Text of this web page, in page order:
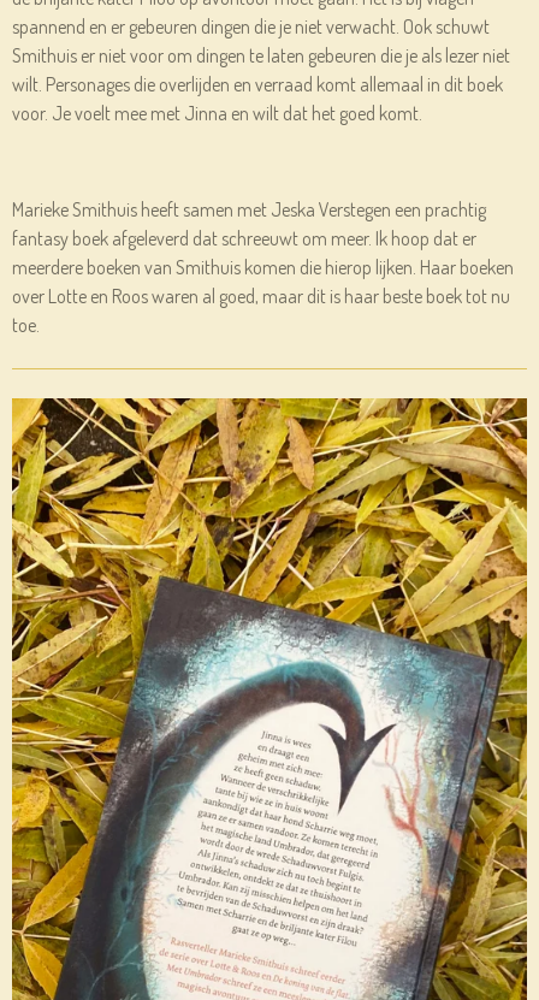
spannend en er gebeuren dingen die je niet verwacht. Ook schuwt
Smithuis er niet voor om dingen te laten gebeuren die je als lezer niet
wilt. Personages die overlijden en verraad komt allemaal in dit boek
voor. Je voelt mee met Jinna en wilt dat het goed komt.
Marieke Smithuis heeft samen met Jeska Verstegen een prachtig
fantasy boek afgeleverd dat schreeuwt om meer. Ik hoop dat er
meerdere boeken van Smithuis komen die hierop lijken. Haar boeken
over Lotte en Roos waren al goed, maar dit is haar beste boek tot nu
toe.